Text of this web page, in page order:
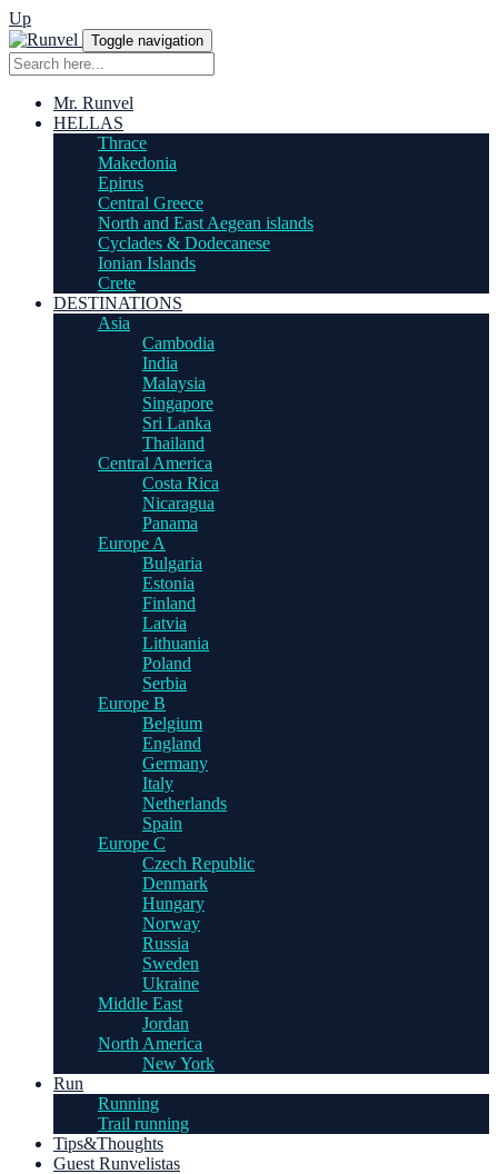
Up
Toggle navigation
Mr. Runvel
HELLAS
Thrace
Makedonia
Epirus
Central Greece
North and East Aegean islands
Cyclades & Dodecanese
Ionian Islands
Crete
DESTINATIONS
Asia
Cambodia
India
Malaysia
Singapore
Sri Lanka
Thailand
Central America
Costa Rica
Nicaragua
Panama
Europe A
Bulgaria
Estonia
Finland
Latvia
Lithuania
Poland
Serbia
Europe B
Belgium
England
Germany
Italy
Netherlands
Spain
Europe C
Czech Republic
Denmark
Hungary
Norway
Russia
Sweden
Ukraine
Middle East
Jordan
North America
New York
Run
Running
Trail running
Tips&Thoughts
Guest Runvelistas